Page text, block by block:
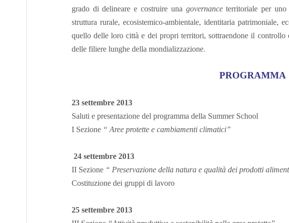
grado di delineare e costruire una governanceterritoriale per uno
struttura rurale, ecosistemico-ambientale, identitaria patrimoniale,
quello delle loro città e dei propri territori, sottraendone il
delle filiere lunghe della mondializzazione.
PROGRAMMA
23 settembre 2013
Saluti e presentazione del programma della Summer School
I Sezione “ Aree protette e cambiamenti climatici”
24 settembre 2013
II Sezione “ Preservazione della natura e qualità dei prodotti
Costituzione dei gruppi di lavoro
25 settembre 2013